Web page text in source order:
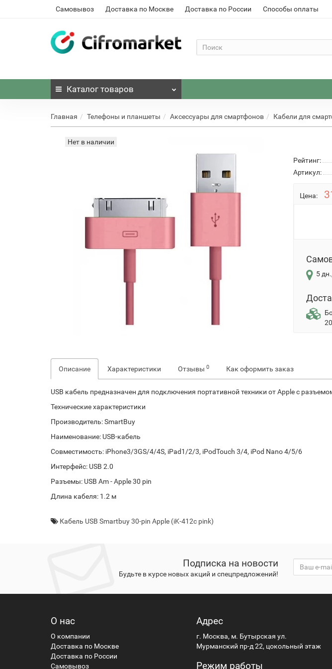
Самовывоз Доставка по Москве Доставка по России Способы оплаты
Каталог товаров
Главная Телефоны и планшеты Аксессуары для смартфонов Кабели для
Нет в наличии
Рейтинг:
Артикул:
Цена:
5
Описание Характеристики Отзывы 0 Как оформить заказ
USB кабель предназначен для подключения портативной техники от Apple с
Технические характеристики
Производитель: SmartBuy
Наименование: USB-кабель
Совместимость: iPhone3/3GS/4/4S, iPad1/2/3, iPodTouch 3/4, iPod Nano 4/5/6
Интерфейс: USB 2.0
Разъемы: USB Am - Apple 30 pin
Длина кабеля: 1.2 м
Кабель USB Smartbuy 30-pin Apple (iK-412c pink)
Подписка на новости
Будьте в курсе новых акций и спецпредложений!
О нас
О компании
Доставка по Москве
Доставка по России
Самовывоз
Адрес
г. Москва, м. Бутырская ул.
Мурманский пр-д 22, цокольный этаж
Режим работы